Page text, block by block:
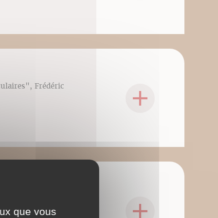
Frédéric
Frédéric
que vous